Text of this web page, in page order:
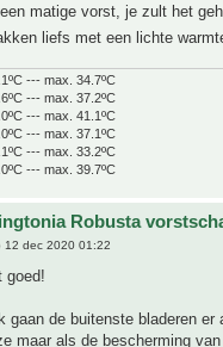
matige vorst, je zult het
liefs met een lichte
--- max. 34.7ºC
--- max. 37.2ºC
--- max. 41.1ºC
--- max. 37.1ºC
--- max. 33.2ºC
--- max. 39.7ºC
Robusta
12 dec 2020 01:22
goed!
gaan de buitenste bladeren er
maar als de bescherming